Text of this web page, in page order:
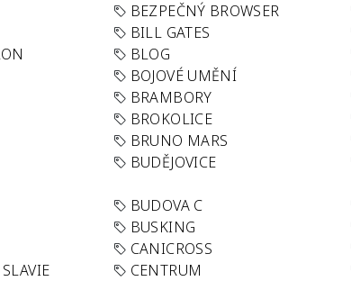
BEZPEČNÝ BROWSER
BILL GATES
BLOG
BOJOVÉ UMĚNÍ
BRAMBORY
BROKOLICE
BRUNO MARS
BUDĚJOVICE
BUDOVA C
BUSKING
CANICROSS
CENTRUM